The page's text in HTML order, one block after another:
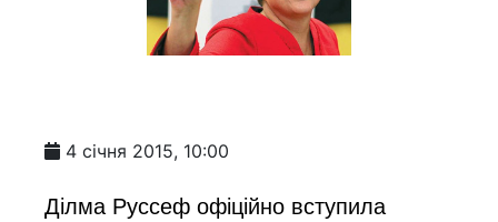
4 січня 2015, 10:00
Ділма Руссеф офіційно вступила